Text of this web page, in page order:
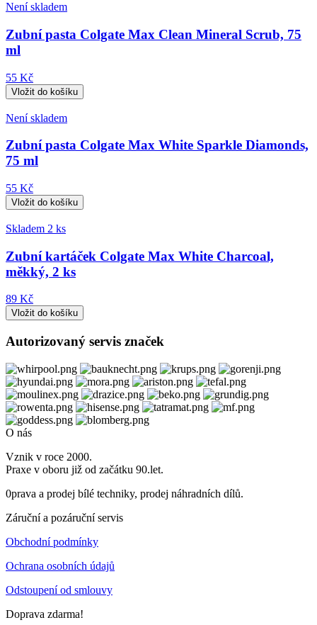
Není skladem
Zubní pasta Colgate Max Clean Mineral Scrub, 75
ml
55 Kč
Není skladem
Zubní pasta Colgate Max White Sparkle Diamonds,
75 ml
55 Kč
Skladem 2 ks
Zubní kartáček Colgate Max White Charcoal,
měkký, 2 ks
89 Kč
Autorizovaný servis značek
O nás
Vznik v roce 2000.
Praxe v oboru již od začátku 90.let.
0prava a prodej bílé techniky, prodej náhradních dílů.
Záruční a pozáruční servis
Obchodní podmínky
Ochrana osobních údajů
Odstoupení od smlouvy
Doprava zdarma!